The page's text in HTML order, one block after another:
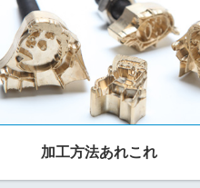
加工方法あれこれ